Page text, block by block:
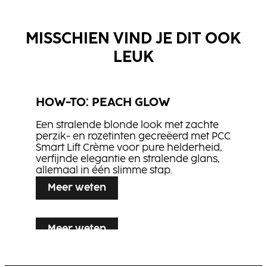
NN2
BLONDE EXPERT Lightener 9+
BLONDE EXPERT Pastels
CREAM DEVELOPER
BLONDE EXPERT Insta Strong
Shampoo
BLONDE EXPERT Insta Strong
Treatment
BLONDE EXPERT Insta Strong
Leave-In Cream
MISSCHIEN VIND JE DIT OOK
LEUK
HOW-TO: PEACH GLOW
Een stralende blonde look met zachte
perzik- en rozetinten gecreëerd met PCC
Smart Lift Crème voor pure helderheid,
verfijnde elegantie en stralende glans,
allemaal in één slimme stap.
Meer weten
Meer weten